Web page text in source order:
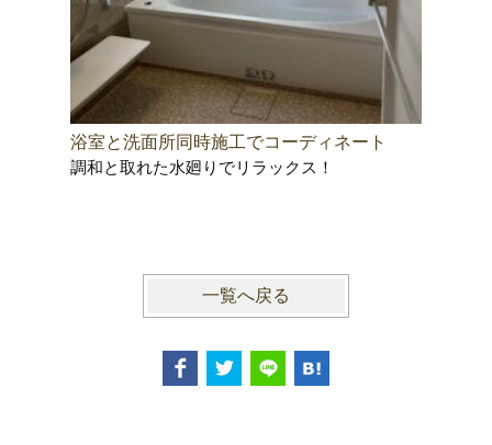
浴室と洗面所同時施工でコーディネート
調和と取れた水廻りでリラックス！
一覧へ戻る